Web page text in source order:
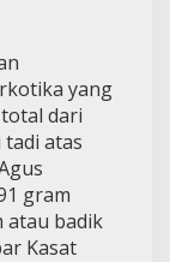
yang
dari
atas
gram
atau badik
Kasat